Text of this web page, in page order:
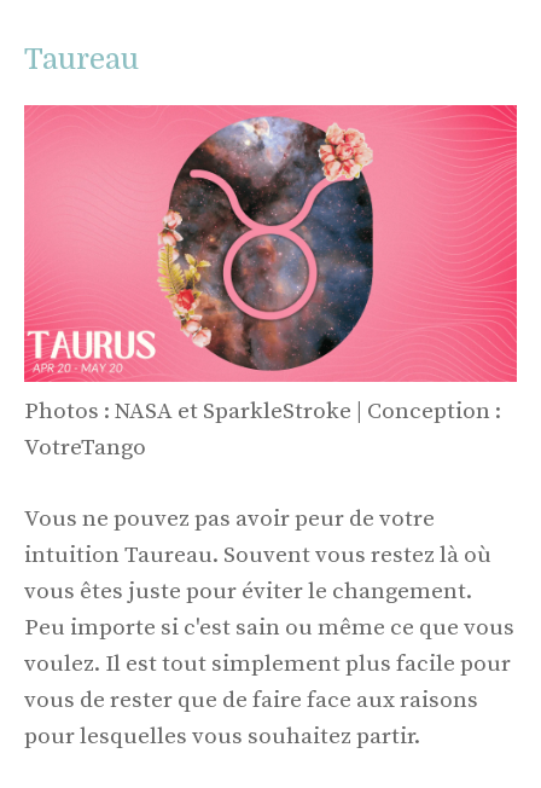
Taureau
Photos : NASA et SparkleStroke | Conception :
VotreTango
Vous ne pouvez pas avoir peur de votre
intuition Taureau. Souvent vous restez là où
vous êtes juste pour éviter le changement.
Peu importe si c'est sain ou même ce que vous
voulez. Il est tout simplement plus facile pour
vous de rester que de faire face aux raisons
pour lesquelles vous souhaitez partir.